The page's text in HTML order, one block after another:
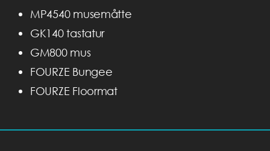
MP4540 musemåtte
GK140 tastatur
GM800 mus
FOURZE Bungee
FOURZE Floormat